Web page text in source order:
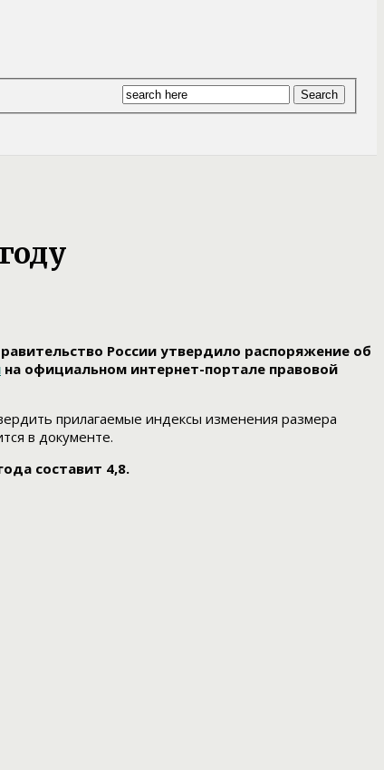
России утвердило распоряжение об
на официальном интернет-портале правовой
прилагаемые индексы изменения размера
в документе.
составит 4,8.